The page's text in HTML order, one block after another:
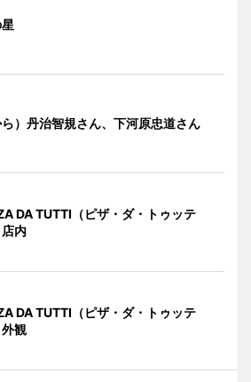
ら）丹治智規さん、下河原忠道さん
DA TUTTI（ピザ・ダ・トゥッテ
内
DA TUTTI（ピザ・ダ・トゥッテ
観